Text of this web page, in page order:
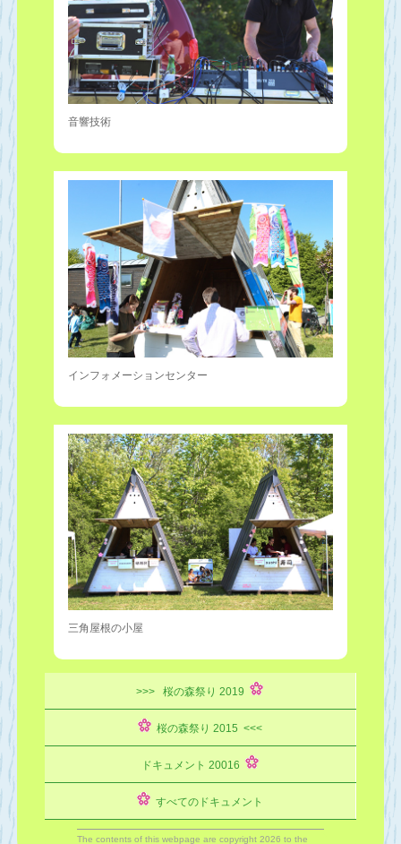
音響技術
インフォメーションセンター
三角屋根の小屋
>>> 桜の森祭り 2019
桜の森祭り 2015 <<<
ドキュメント 20016
すべてのドキュメント
The contents of this webpage are copyright 2026 to the